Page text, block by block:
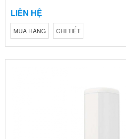
LIÊN HỆ
MUA HÀNG CHI TIẾT